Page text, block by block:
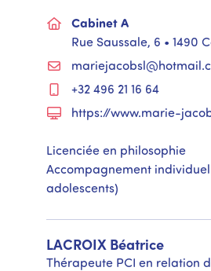
Cabinet A
Rue Saussale, 6 • 1490
+32 496 21 16 64
https://www.marie-
Licenciée en philosophie
Accompagnement
adolescents)
LACROIX Béatrice
Thérapeute PCI en relation